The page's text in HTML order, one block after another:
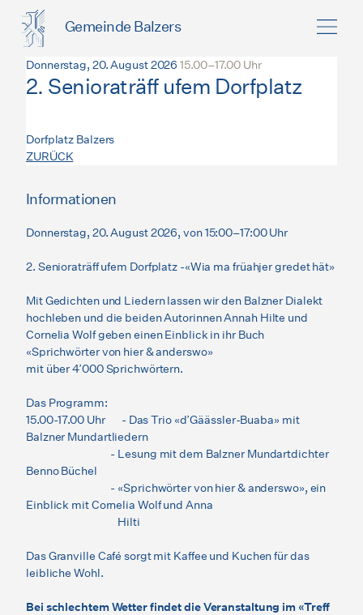
Gemeinde Balzers
Donnerstag, 20. August 2026 15.00–17.00 Uhr
2. Senioraträff ufem Dorfplatz
Dorfplatz Balzers
ZURÜCK
Informationen
Donnerstag, 20. August 2026, von 15:00–17:00 Uhr
2. Senioraträff ufem Dorfplatz -«Wia ma früahjer gredet hät»
Mit Gedichten und Liedern lassen wir den Balzner Dialekt
hochleben und die beiden Autorinnen Annah Hilte und
Cornelia Wolf geben einen Einblick in ihr Buch
«Sprichwörter von hier & anderswo»
mit über 4’000 Sprichwörtern.
Das Programm:
15.00-17.00 Uhr - Das Trio «d’Gäässler-Buaba» mit
Balzner Mundartliedern
- Lesung mit dem Balzner Mundartdichter
Benno Büchel
- «Sprichwörter von hier & anderswo», ein
Einblick mit Cornelia Wolf und Anna
Hilti
Das Granville Café sorgt mit Kaffee und Kuchen für das
leibliche Wohl.
Bei schlechtem Wetter findet die Veranstaltung im «Treff